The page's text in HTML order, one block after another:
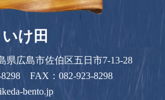
け田
県広島市佐伯区五日市7-13-28
FAX：082-923-8298
bento.jp